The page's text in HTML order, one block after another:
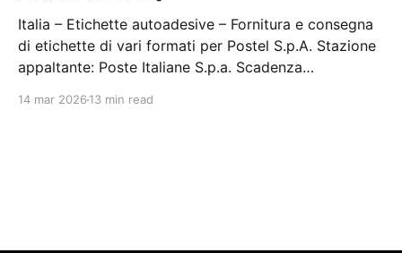
Italia – Etichette autoadesive – Fornitura e consegna
di etichette di vari formati per Postel S.p.A. Stazione
appaltante: Poste Italiane S.p.a. Scadenza
14 mar 2026 13 min read